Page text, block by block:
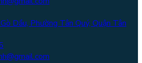
Dầu, Phường Tân Quý, Quận Tân